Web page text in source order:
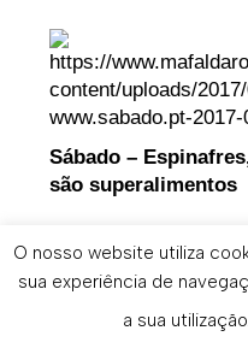
Sábado –
são superalimentos
O nosso website utiliza
sua experiência de
a sua utilização.